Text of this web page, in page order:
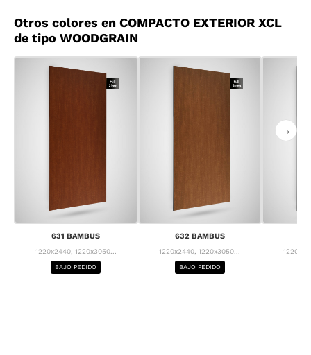
Otros colores en COMPACTO EXTERIOR XCL
de tipo WOODGRAIN
631 BAMBUS
1220x2440, 1220x3050...
BAJO PEDIDO
632 BAMBUS
1220x2440, 1220x3050...
BAJO PEDIDO
→